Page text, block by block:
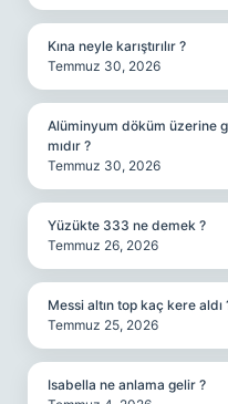
Kına neyle karıştırılır ?
Temmuz 30, 2026
Alüminyum döküm üzerine
mıdır ?
Temmuz 30, 2026
Yüzükte 333 ne demek ?
Temmuz 26, 2026
Messi altın top kaç kere aldı
Temmuz 25, 2026
Isabella ne anlama gelir ?